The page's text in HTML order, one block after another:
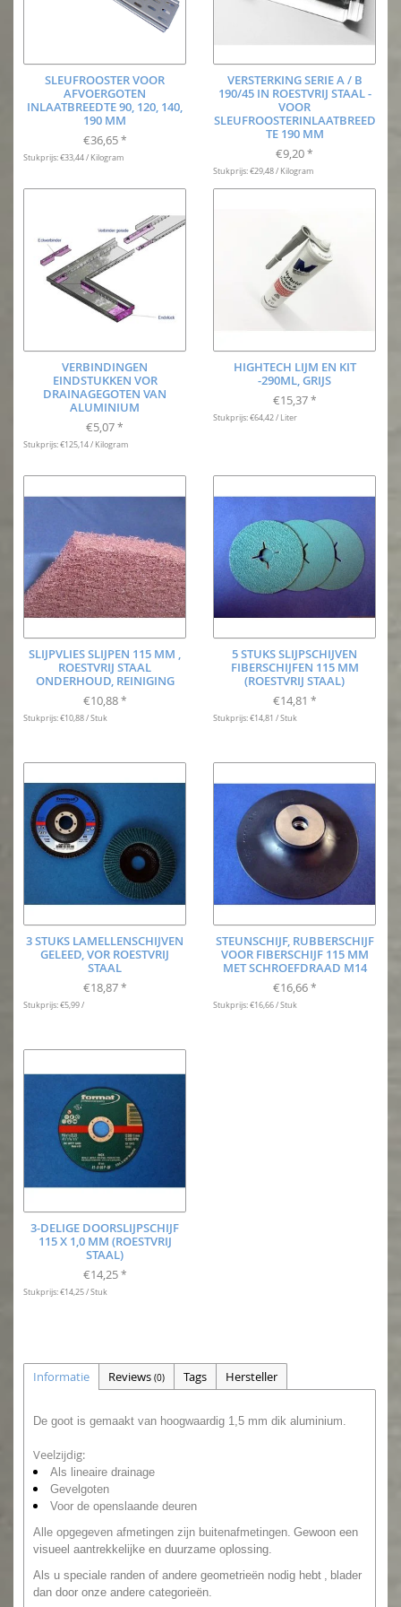
SLEUFROOSTER VOOR
AFVOERGOTEN
INLAATBREEDTE 90, 120, 140,
190 MM
€36,65 *
Stukprijs: €33,44 / Kilogram
VERSTERKING SERIE A / B
190/45 IN ROESTVRIJ STAAL -
VOOR
SLEUFROOSTERINLAATBREED
TE 190 MM
€9,20 *
Stukprijs: €29,48 / Kilogram
VERBINDINGEN
EINDSTUKKEN VOR
DRAINAGEGOTEN VAN
ALUMINIUM
€5,07 *
Stukprijs: €125,14 / Kilogram
HIGHTECH LIJM EN KIT
-290ML, GRIJS
€15,37 *
Stukprijs: €64,42 / Liter
SLIJPVLIES SLIJPEN 115 MM ,
ROESTVRIJ STAAL
ONDERHOUD, REINIGING
€10,88 *
Stukprijs: €10,88 / Stuk
5 STUKS SLIJPSCHIJVEN
FIBERSCHIJFEN 115 MM
(ROESTVRIJ STAAL)
€14,81 *
Stukprijs: €14,81 / Stuk
3 STUKS LAMELLENSCHIJVEN
GELEED, VOR ROESTVRIJ
STAAL
€18,87 *
Stukprijs: €5,99 /
STEUNSCHIJF, RUBBERSCHIJF
VOOR FIBERSCHIJF 115 MM
MET SCHROEFDRAAD M14
€16,66 *
Stukprijs: €16,66 / Stuk
3-DELIGE DOORSLIJPSCHIJF
115 X 1,0 MM (ROESTVRIJ
STAAL)
€14,25 *
Stukprijs: €14,25 / Stuk
Informatie Reviews (0) Tags Hersteller
De goot is gemaakt van hoogwaardig 1,5 mm dik aluminium.
Veelzijdig:
Als lineaire drainage
Gevelgoten
Voor de openslaande deuren
Alle opgegeven afmetingen zijn buitenafmetingen. Gewoon een
visueel aantrekkelijke en duurzame oplossing.
Als u speciale randen of andere geometrieën nodig hebt
blader
dan door onze andere categorieën.